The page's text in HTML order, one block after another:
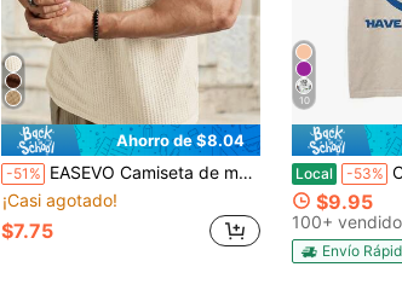
Ahorro de $8.04
-51% EASEVO Camiseta de manga corta con cuello redondo de punto de gofre casual para hombre de talla grande, vacaciones, regalos del Día del Padre, fútbol
¡Casi agotado!
$7.75
10
Local -53%
$9.95
100+
Envío